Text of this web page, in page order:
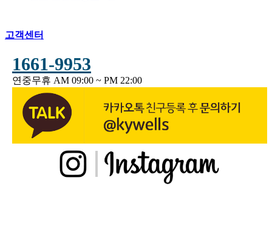
고객센터
1661-9953
연중무휴 AM 09:00 ~ PM 22:00